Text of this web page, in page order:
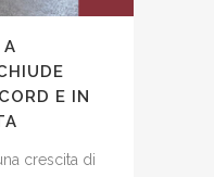
A
E IN
crescita di